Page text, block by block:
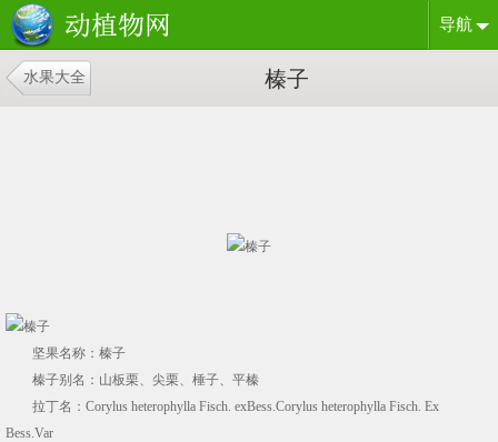
导航
水果大全 榛子
坚果名称：榛子
榛子别名：山板栗、尖栗、棰子、平榛
拉丁名：Corylus heterophylla Fisch. exBess.Corylus heterophylla Fisch. Ex
Bess.Var